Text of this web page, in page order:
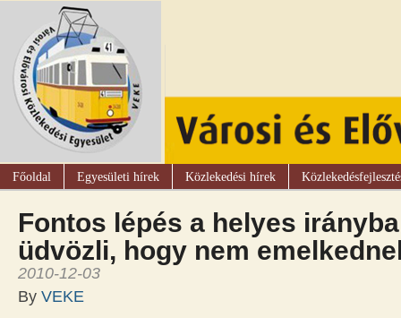
Főoldal Egyesületi hírek Közlekedési hírek
Fontos lépés a helyes
üdvözli, hogy nem
2010-12-03
By VEKE